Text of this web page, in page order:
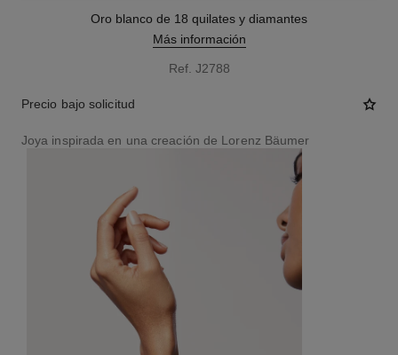
Oro blanco de 18 quilates y diamantes
Más información
Ref. J2788
Precio bajo solicitud
Joya inspirada en una creación de Lorenz Bäumer